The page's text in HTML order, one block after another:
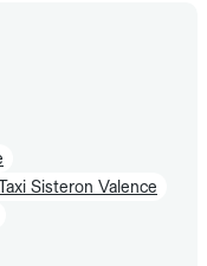
Sisteron Valence